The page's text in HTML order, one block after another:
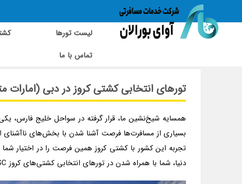
تورهای انتخابی کشتی کروز در دبی (امارات متحده عربی)
تورهای انتخابی کشتی کروز در دبی (امارات
همسایه شیخ‌نشین ما، قرار گرفته در سواحل خلیج فارس،
بسیاری از مسافرت‌ها فرصت آشنا شدن با بخش‌های ناآشنای
تجربه این کشور با کشتی کروز همین فرصت را در اختیار
دنیا، شما با همراه شدن در تورهای انتخابی کشتی‌های کروز MSC تجربه‌ای منحصر به فرد از دبی خواهید داشت.
لیست تورها
تماس با ما